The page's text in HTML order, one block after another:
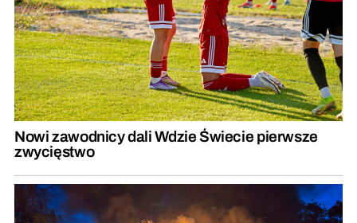
Nowi zawodnicy dali Wdzie Świecie pierwsze
zwycięstwo